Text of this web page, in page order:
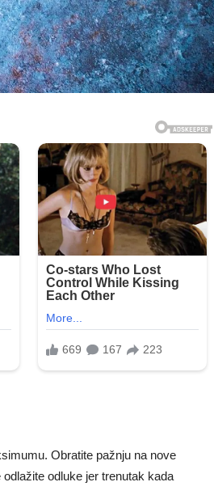
Obratite pažnju na nove
odluke jer trenutak kada